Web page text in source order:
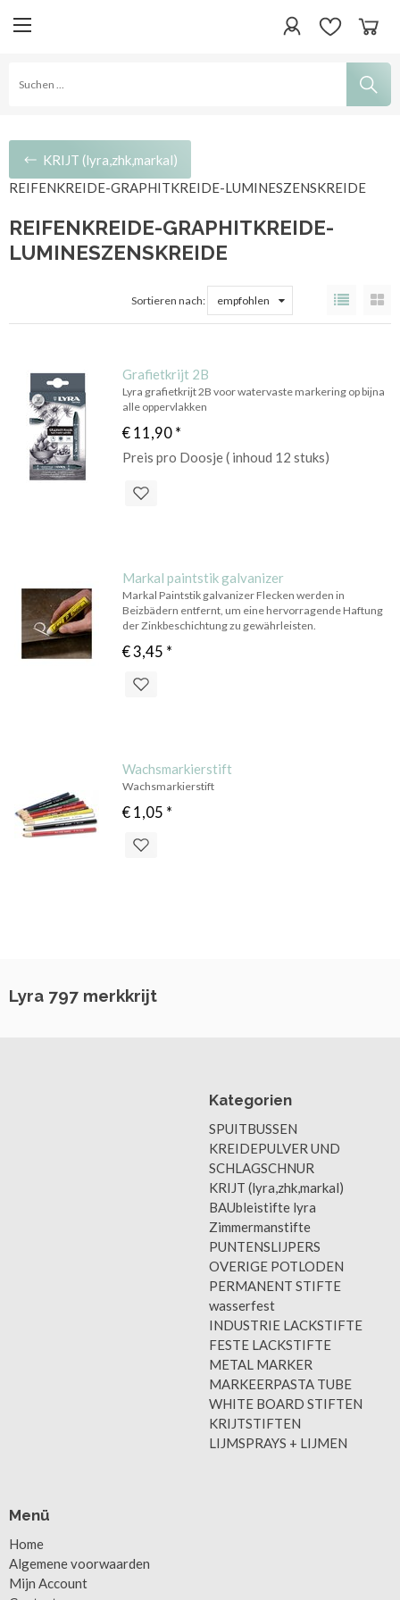
KRIJT (lyra,zhk,markal)
REIFENKREIDE-GRAPHITKREIDE-LUMINESZENSKREIDE
REIFENKREIDE-GRAPHITKREIDE-
LUMINESZENSKREIDE
Sortieren nach: empfohlen
Grafietkrijt 2B
Lyra grafietkrijt 2B voor watervaste markering op bijna
alle oppervlakken
€ 11,90 *
Preis pro Doosje ( inhoud 12 stuks)
Markal paintstik galvanizer
Markal Paintstik galvanizer Flecken werden in
Beizbädern entfernt, um eine hervorragende Haftung
der Zinkbeschichtung zu gewährleisten.
€ 3,45 *
Wachsmarkierstift
Wachsmarkierstift
€ 1,05 *
Lyra 797 merkkrijt
Kategorien
SPUITBUSSEN
KREIDEPULVER UND
SCHLAGSCHNUR
KRIJT (lyra,zhk,markal)
BAUbleistifte lyra
Zimmermanstifte
PUNTENSLIJPERS
OVERIGE POTLODEN
PERMANENT STIFTE
wasserfest
INDUSTRIE LACKSTIFTE
FESTE LACKSTIFTE
METAL MARKER
MARKEERPASTA TUBE
WHITE BOARD STIFTEN
KRIJTSTIFTEN
LIJMSPRAYS + LIJMEN
Menü
Home
Algemene voorwaarden
Mijn Account